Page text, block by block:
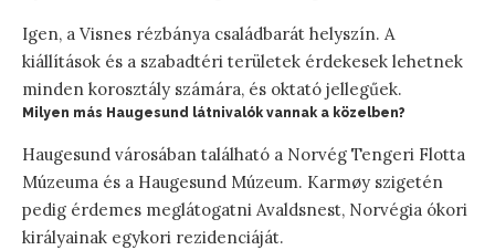
Igen, a Visnes rézbánya családbarát helyszín. A
kiállítások és a szabadtéri területek érdekesek lehetnek
minden korosztály számára, és oktató jellegűek.
Milyen más Haugesund látnivalók vannak a közelben?
Haugesund városában található a Norvég Tengeri Flotta
Múzeuma és a Haugesund Múzeum. Karmøy szigetén
pedig érdemes meglátogatni Avaldsnest, Norvégia ókori
királyainak egykori rezidenciáját.